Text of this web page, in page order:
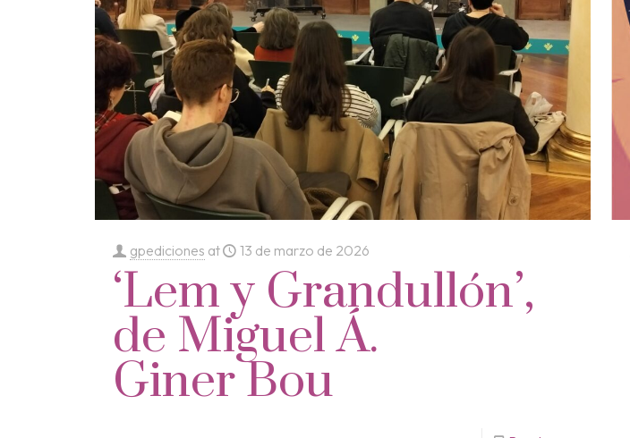
gpediciones at 13 de marzo de 2026
‘Lem y Grandullón’,
de Miguel Á.
Giner Bou